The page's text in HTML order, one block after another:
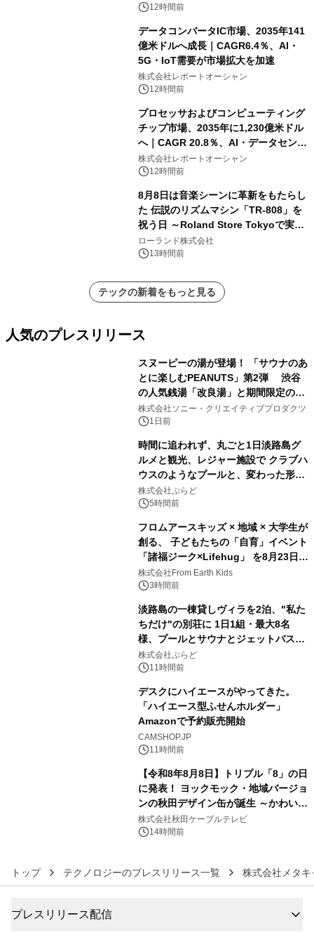
12時間前
データコンバータIC市場、2035年141
億米ドルへ成長｜CAGR6.4％、AI・
5G・IoT需要が市場拡大を加速
株式会社レポートオーシャン
12時間前
プロセッサおよびコンピューティング
チップ市場、2035年に1,230億米ドル
へ｜CAGR 20.8％、AI・データセンタ
ー需要が成長を牽引
株式会社レポートオーシャン
12時間前
8月8日は音楽シーンに革新をもたらし
た 伝説のリズムマシン「TR-808」を
祝う日 ～Roland Store Tokyoで実機
を展示しての 記念キャンペーンを開
催 英国ラジオ「NTS」の 特別プログ
アーティストを フィーチャーしたアニ
メーションを公開～
ローランド株式会社
13時間前
テックの新着をもっと見る
人気のプレスリリース
スヌーピーの湯が登場！ 「サウナのあ
とに楽しむPEANUTS」第2弾 渋谷
の人気銭湯「改良湯」と期間限定のコ
ラボレーション サウナイキタイコラ
ボグッズも発売決定！
株式会社ソニー・クリエイティブプロダクツ
1日前
時間に追われず、丸ごと1日淡路島グ
ルメと観光、レジャー施設で クラブハ
ウスのようなプールと、変わった形の
サウナも 「THE BOXY AWAJI」のお
得な素泊まり連泊プランで
株式会社ぷらど
5時間前
フロムアースキッズ × 地域 × 大学生が
創る、 子どもたちの「自育」イベント
「諸福ジーク×Lifehug」 を8月23日
(日)開催
株式会社From Earth Kids
3時間前
淡路島の一棟貸しヴィラを2泊、"私た
ちだけ"の別荘に 1日1組・最大8名
様、プールとサウナとジェットバス付
きで Villa Mon Temps AWAJIの連泊
素泊りプラン
株式会社ぷらど
11時間前
デスクにハイエースがやってきた。
「ハイエース型ふせんホルダー」
Amazonで予約販売開始
CAMSHOP.JP
11時間前
【令和8年8月8日】トリプル「8」の日
に発表！ ヨックモック・地域バージョ
ンの秋田デザイン缶が誕生 ～かわいい
秋田犬の子犬と秋田の四季と名所を巡
るパッケージ～ 9月1日(火)秋田県内で
株式会社秋田ケーブルテレビ
14時間前
トップ テクノロジーのプレスリリース一覧 株式会社メタ
プレスリリース配信